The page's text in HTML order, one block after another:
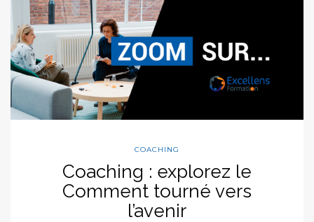
COACHING
Coaching : explorez le
Comment tourné vers
l’avenir